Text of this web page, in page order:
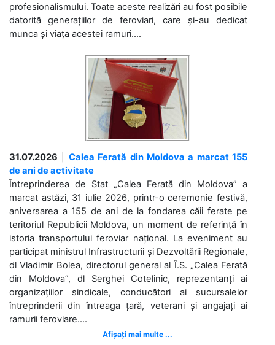
profesionalismului. Toate aceste realizări au fost posibile
datorită generațiilor de feroviari, care și-au dedicat
munca și viața acestei ramuri....
31.07.2026
Calea Ferată din Moldova a marcat 155
de ani de activitate
Întreprinderea de Stat „Calea Ferată din Moldova” a
marcat astăzi, 31 iulie 2026, printr-o ceremonie festivă,
aniversarea a 155 de ani de la fondarea căii ferate pe
teritoriul Republicii Moldova, un moment de referință în
istoria transportului feroviar național. La eveniment au
participat ministrul Infrastructurii și Dezvoltării Regionale,
dl Vladimir Bolea, directorul general al Î.S. „Calea Ferată
din Moldova”, dl Serghei Cotelinic, reprezentanți ai
organizațiilor sindicale, conducători ai sucursalelor
întreprinderii din întreaga țară, veterani și angajați ai
ramurii feroviare....
Afișați mai multe ...